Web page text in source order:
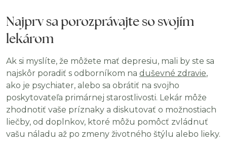
Najprv sa porozprávajte so svojím
lekárom
Ak si myslíte, že môžete mať depresiu, mali by ste sa
najskôr poradiť s odborníkom na duševné zdravie,
ako je psychiater, alebo sa obrátiť na svojho
poskytovateľa primárnej starostlivosti. Lekár môže
zhodnotiť vaše príznaky a diskutovať o možnostiach
liečby, od doplnkov, ktoré môžu pomôcť zvládnuť
vašu náladu až po zmeny životného štýlu alebo lieky.